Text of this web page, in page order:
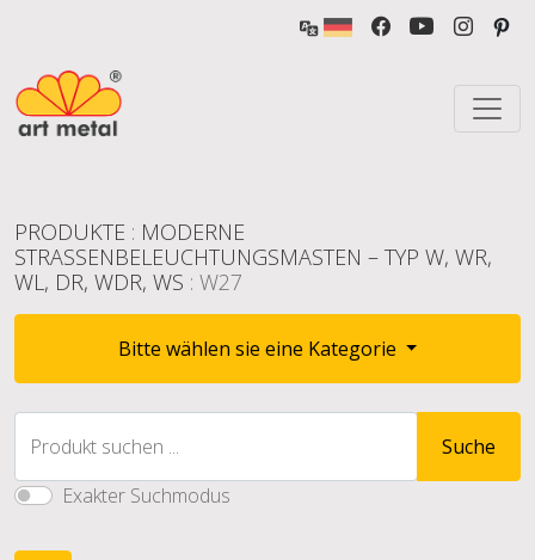
PRODUKTE : MODERNE
STRASSENBELEUCHTUNGSMASTEN – TYP W, WR, W
L, DR, WDR, WS
: W27
Bitte wählen sie eine Kategorie
Produkt suchen ...
Suche
Exakter Suchmodus